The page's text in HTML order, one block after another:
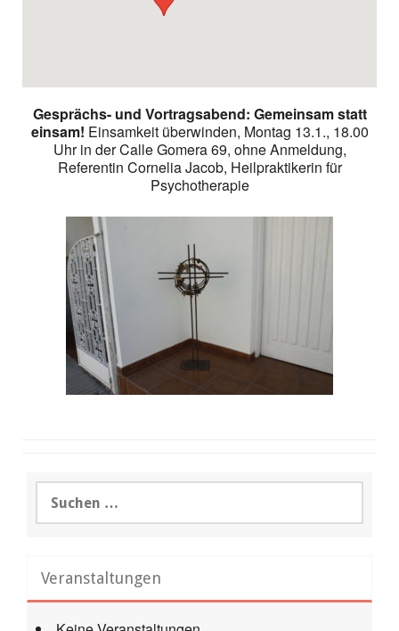
Gesprächs- und Vortragsabend: Gemeinsam statt
einsam! Einsamkeit überwinden, Montag 13.1., 18.00
Uhr in der Calle Gomera 69, ohne Anmeldung,
Referentin Cornelia Jacob, Heilpraktikerin für
Psychotherapie
nach:
Veranstaltungen